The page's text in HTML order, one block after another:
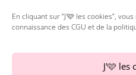
En cliquant sur “J'🩷 les cookies”,
connaissance des CGU et de la
J'🩷 les
Avis Clientes